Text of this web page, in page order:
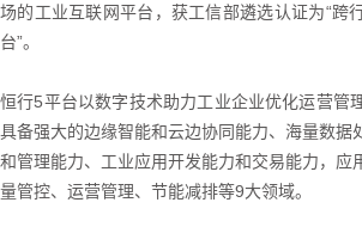
场的工业互联网平台，获工信部遴选认证为“跨
台”。
恒行5平台以数字技术助力工业企业优化运营管
具备强大的边缘智能和云边协同能力、海量数据
和管理能力、工业应用开发能力和交易能力，应
量管控、运营管理、节能减排等9大领域。